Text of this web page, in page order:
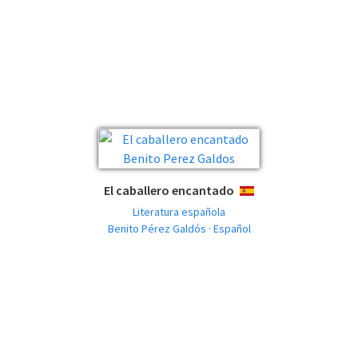
El caballero encantado ESPAÑOL
Literatura española
Benito Pérez Galdós · Español